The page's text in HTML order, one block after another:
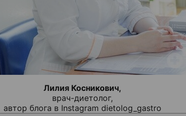
Лилия Косникович,
врач-диетолог,
автор блога в Instagram dietolog_gastro